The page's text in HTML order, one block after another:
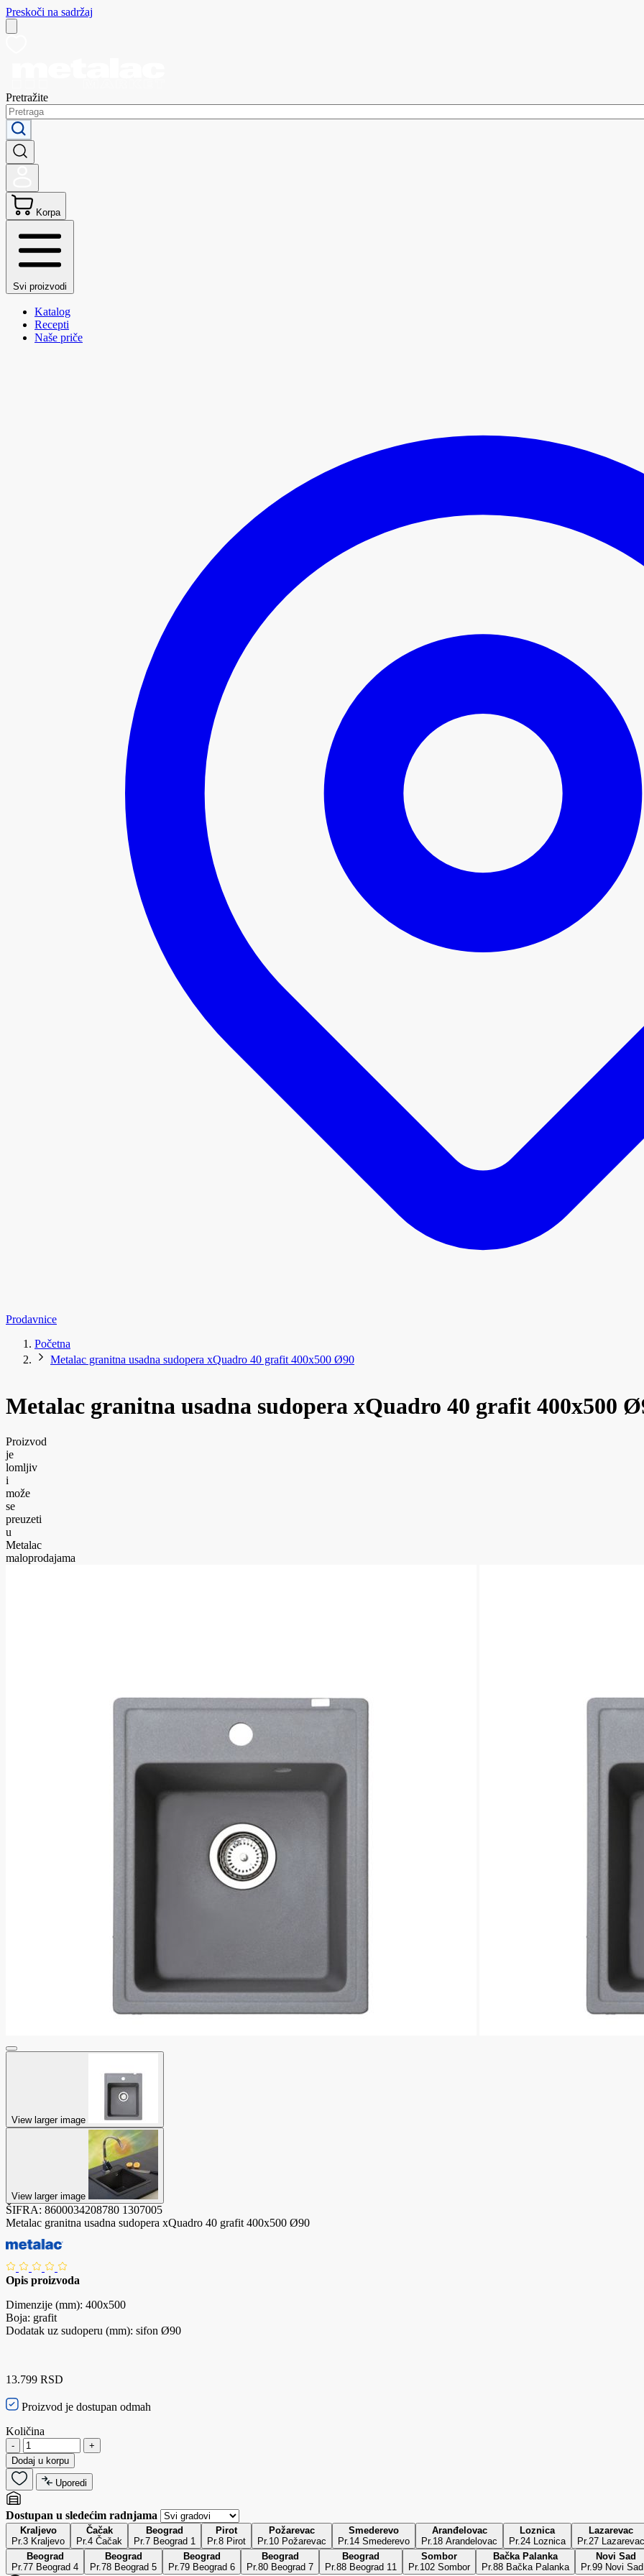
Preskoči na sadržaj
Pretražite
Korpa
Svi proizvodi
Katalog
Recepti
Naše priče
Prodavnice
Početna
Metalac granitna usadna sudopera xQuadro 40 grafit 400x500 Ø90
Metalac granitna usadna sudopera xQuadro 40 grafit 400x500
Proizvod
je
lomljiv
i
može
se
preuzeti
u
Metalac
maloprodajama
View larger image
View larger image
ŠIFRA: 8600034208780 1307005
Metalac granitna usadna sudopera xQuadro 40 grafit 400x500 Ø90
Opis proizvoda
Dimenzije (mm): 400x500
Boja: grafit
Dodatak uz sudoperu (mm): sifon Ø90
13.799 RSD
Proizvod je dostupan odmah
Količina
-
+
Dodaj u korpu
Uporedi
Dostupan u sledećim radnjama
Kraljevo
Pr.3 Kraljevo
Čačak
Pr.4 Čačak
Beograd
Pr.7 Beograd 1
Pirot
Pr.8 Pirot
Požarevac
Pr.10 Požarevac
Smederevo
Pr.14 Smederevo
Aranđelovac
Pr.18 Arandelovac
Loznica
Pr.24 Loznica
Lazarevac
Pr.27 Lazarevac
Beograd
Pr.77 Beograd 4
Beograd
Pr.78 Beograd 5
Beograd
Pr.79 Beograd 6
Beograd
Pr.80 Beograd 7
Beograd
Pr.88 Beograd 11
Sombor
Pr.102 Sombor
Bačka Palanka
Pr.88 Bačka Palanka
Novi Sad
Pr.99 Novi